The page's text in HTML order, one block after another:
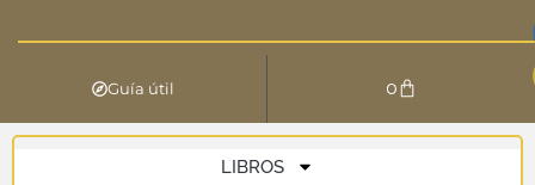
Guía útil 0
LIBROS